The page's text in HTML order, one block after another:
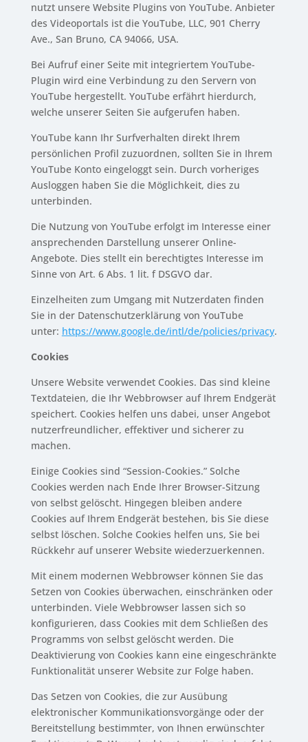
nutzt unsere Website Plugins von YouTube. Anbieter
des Videoportals ist die YouTube, LLC, 901 Cherry
Ave., San Bruno, CA 94066, USA.
Bei Aufruf einer Seite mit integriertem YouTube-
Plugin wird eine Verbindung zu den Servern von
YouTube hergestellt. YouTube erfährt hierdurch,
welche unserer Seiten Sie aufgerufen haben.
YouTube kann Ihr Surfverhalten direkt Ihrem
persönlichen Profil zuzuordnen, sollten Sie in Ihrem
YouTube Konto eingeloggt sein. Durch vorheriges
Ausloggen haben Sie die Möglichkeit, dies zu
unterbinden.
Die Nutzung von YouTube erfolgt im Interesse einer
ansprechenden Darstellung unserer Online-
Angebote. Dies stellt ein berechtigtes Interesse im
Sinne von Art. 6 Abs. 1 lit. f DSGVO dar.
Einzelheiten zum Umgang mit Nutzerdaten finden
Sie in der Datenschutzerklärung von YouTube
unter: https://www.google.de/intl/de/policies/privacy.
Cookies
Unsere Website verwendet Cookies. Das sind kleine
Textdateien, die Ihr Webbrowser auf Ihrem Endgerät
speichert. Cookies helfen uns dabei, unser Angebot
nutzerfreundlicher, effektiver und sicherer zu
machen.
Einige Cookies sind “Session-Cookies.” Solche
Cookies werden nach Ende Ihrer Browser-Sitzung
von selbst gelöscht. Hingegen bleiben andere
Cookies auf Ihrem Endgerät bestehen, bis Sie diese
selbst löschen. Solche Cookies helfen uns, Sie bei
Rückkehr auf unserer Website wiederzuerkennen.
Mit einem modernen Webbrowser können Sie das
Setzen von Cookies überwachen, einschränken oder
unterbinden. Viele Webbrowser lassen sich so
konfigurieren, dass Cookies mit dem Schließen des
Programms von selbst gelöscht werden. Die
Deaktivierung von Cookies kann eine eingeschränkte
Funktionalität unserer Website zur Folge haben.
Das Setzen von Cookies, die zur Ausübung
elektronischer Kommunikationsvorgänge oder der
Bereitstellung bestimmter, von Ihnen erwünschter